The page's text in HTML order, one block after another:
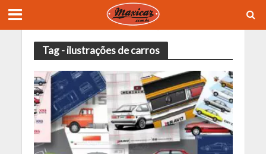
Tag - ilustrações de carros